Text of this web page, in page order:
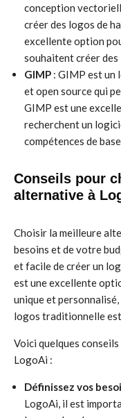
conception
créer des logos de
excellente option
souhaitent créer des
GIMP : GIMP est un
et open source qui
GIMP est une
recherchent un
compétences de
Conseils pour
alternative à
Choisir la meilleure
besoins et de votre
et facile de créer un
est une excellente
unique et
logos traditionnelle
Voici quelques
LogoAi :
Définissez vos
LogoAi, il est